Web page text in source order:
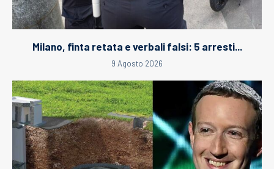
Milano, finta retata e verbali falsi: 5 arresti...
9 Agosto 2026